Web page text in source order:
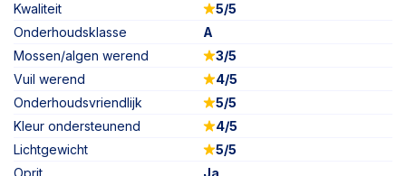
Kwaliteit
5/5
Onderhoudsklasse
A
Mossen/algen werend
3/5
Vuil werend
4/5
Onderhoudsvriendlijk
5/5
Kleur ondersteunend
4/5
Lichtgewicht
5/5
Oprit
Ja